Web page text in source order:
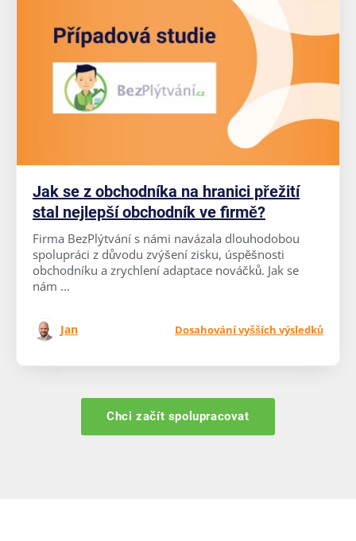
Jak se z obchodníka na hranici přežití
stal nejlepší obchodník ve firmě?
Firma BezPlýtvání s námi navázala dlouhodobou
spolupráci z důvodu zvýšení zisku, úspěšnosti
obchodníku a zrychlení adaptace nováčků. Jak se
nám ...
Jan Dosahování vyšších výsledků
Chci začít spolupracovat